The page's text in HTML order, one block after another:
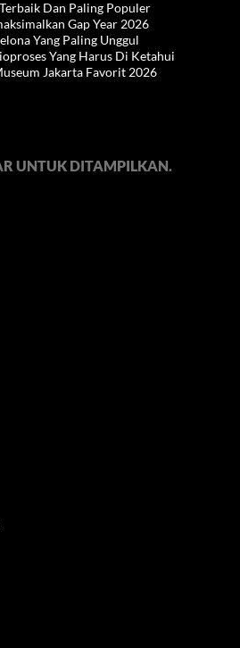
Dan Paling Populer
Gap Year 2026
Yang Paling Unggul
Yang Harus Di Ketahui
Jakarta Favorit 2026
UNTUK DITAMPILKAN.